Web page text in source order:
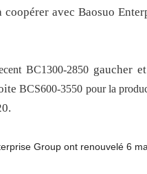
avec Baosuo
BC1300-2850 gaucher
BCS600-3550 pour la
Group ont renouvelé 6